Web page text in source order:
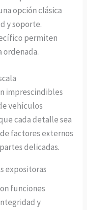
opción clásica
y soporte.
permiten
ordenada.
imprescindibles
vehículos
cada detalle sea
factores externos
delicadas.
expositoras
funciones
y